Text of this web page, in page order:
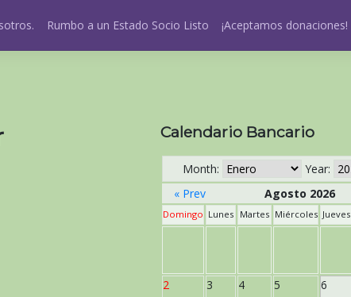
Rumbo a un Estado Socio Listo ¡Aceptamos donaciones!
Calendario Bancario
Month:
Year:
« Prev
Agosto 2026
Domingo Lunes Martes Miércoles Jueves
2 3 4 5 6